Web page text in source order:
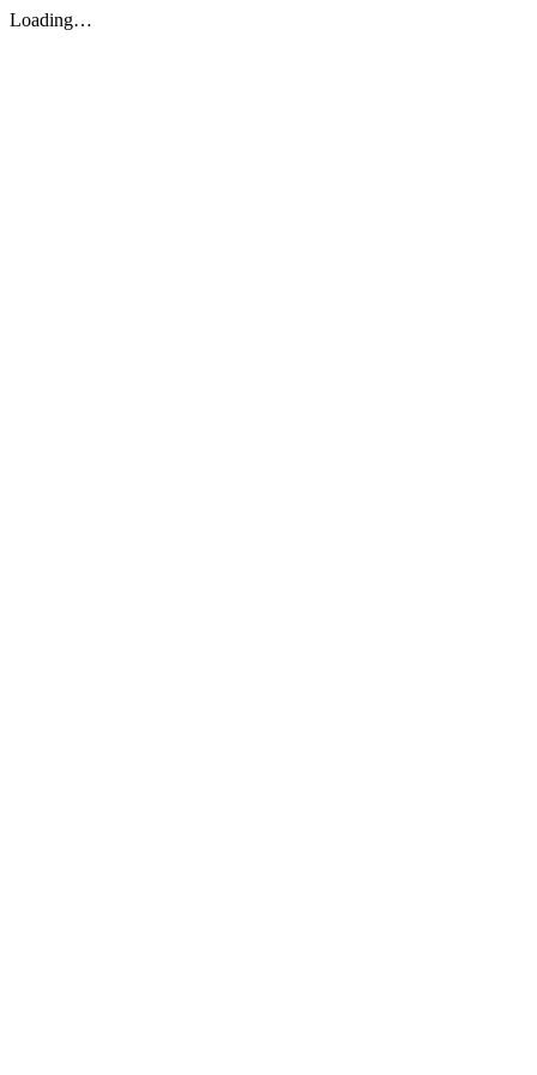
Loading…